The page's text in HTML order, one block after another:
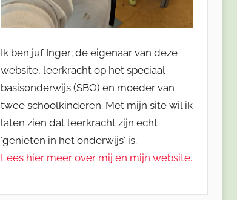
Ik ben juf Inger; de eigenaar van deze
website, leerkracht op het speciaal
basisonderwijs (SBO) en moeder van
twee schoolkinderen. Met mijn site wil ik
laten zien dat leerkracht zijn echt
'genieten in het onderwijs' is.
Lees hier meer over mij en mijn website.